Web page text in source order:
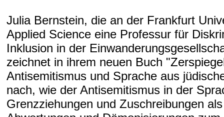
Julia Bernstein, die an der Frankfurt
Applied Science eine Professur für
Inklusion in der
zeichnet in ihrem neuen Buch
Antisemitismus und Sprache aus
nach, wie der Antisemitismus in der
Grenzziehungen und Zuschreibungen